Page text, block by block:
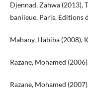
Djennad, Zahwa (2013),
banlieue, Paris, Éditions
Mahany, Habiba (2008),
Razane, Mohamed
Razane, Mohamed